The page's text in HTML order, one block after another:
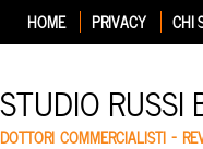
HOME PRIVACY CHI
STUDIO RUSSI
DOTTORI COMMERCIALISTI –